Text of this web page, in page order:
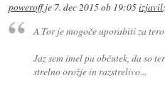
poweroffje 7. dec 2015 ob 19:05izjavil:
A Tor je mogoče uporabiti za
Jaz sem imel pa občutek, da so
strelno orožje in razstrelivo...